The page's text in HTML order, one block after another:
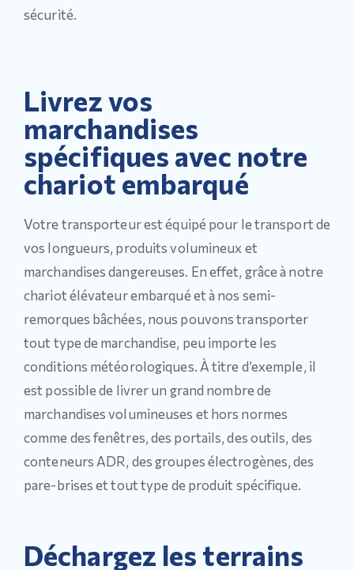
sécurité.
Livrez vos
marchandises
spécifiques avec notre
chariot embarqué
Votre transporteur est équipé pour le transport de
vos longueurs, produits volumineux et
marchandises dangereuses. En effet, grâce à notre
chariot élévateur embarqué et à nos semi-
remorques bâchées, nous pouvons transporter
tout type de marchandise, peu importe les
conditions météorologiques. À titre d’exemple, il
est possible de livrer un grand nombre de
marchandises volumineuses et hors normes
comme des fenêtres, des portails, des outils, des
conteneurs ADR, des groupes électrogènes, des
pare-brises et tout type de produit spécifique.
Déchargez les terrains